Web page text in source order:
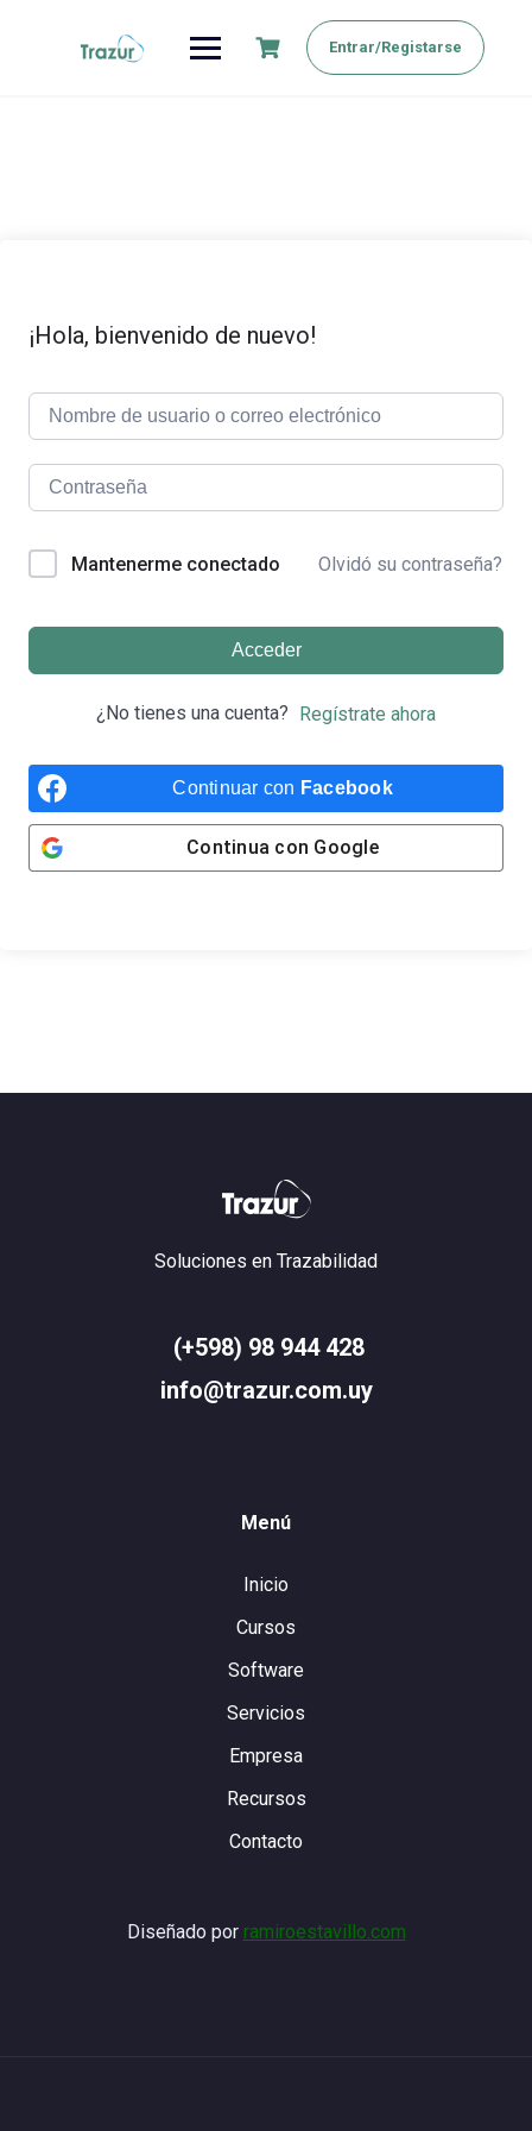
Entrar/Registarse
¡Hola, bienvenido de nuevo!
Mantenerme conectado Olvidó su contraseña?
Acceder
¿No tienes una cuenta? Regístrate ahora
Continuar con Facebook
Continua con Google
Soluciones en Trazabilidad
(+598) 98 944 428
info@trazur.com.uy
Menú
Inicio
Cursos
Software
Servicios
Empresa
Recursos
Contacto
Diseñado por ramiroestavillo.com